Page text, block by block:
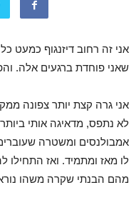
אני זה רחוב דיזנגוף כמעט
שאני פוחדת ברגעים אלה.
אני גרה קצת יותר צפונה
לא נתפס, מדאיגה אותי
אמבולנסים ומשטרה
לו מאז ומתמיד. ואז התחילו
מהם הבנתי שקרה משהו נורא